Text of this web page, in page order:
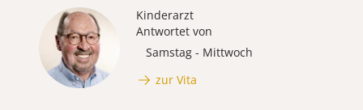
Kinderarzt
Antwortet von
Samstag - Mittwoch
zur Vita